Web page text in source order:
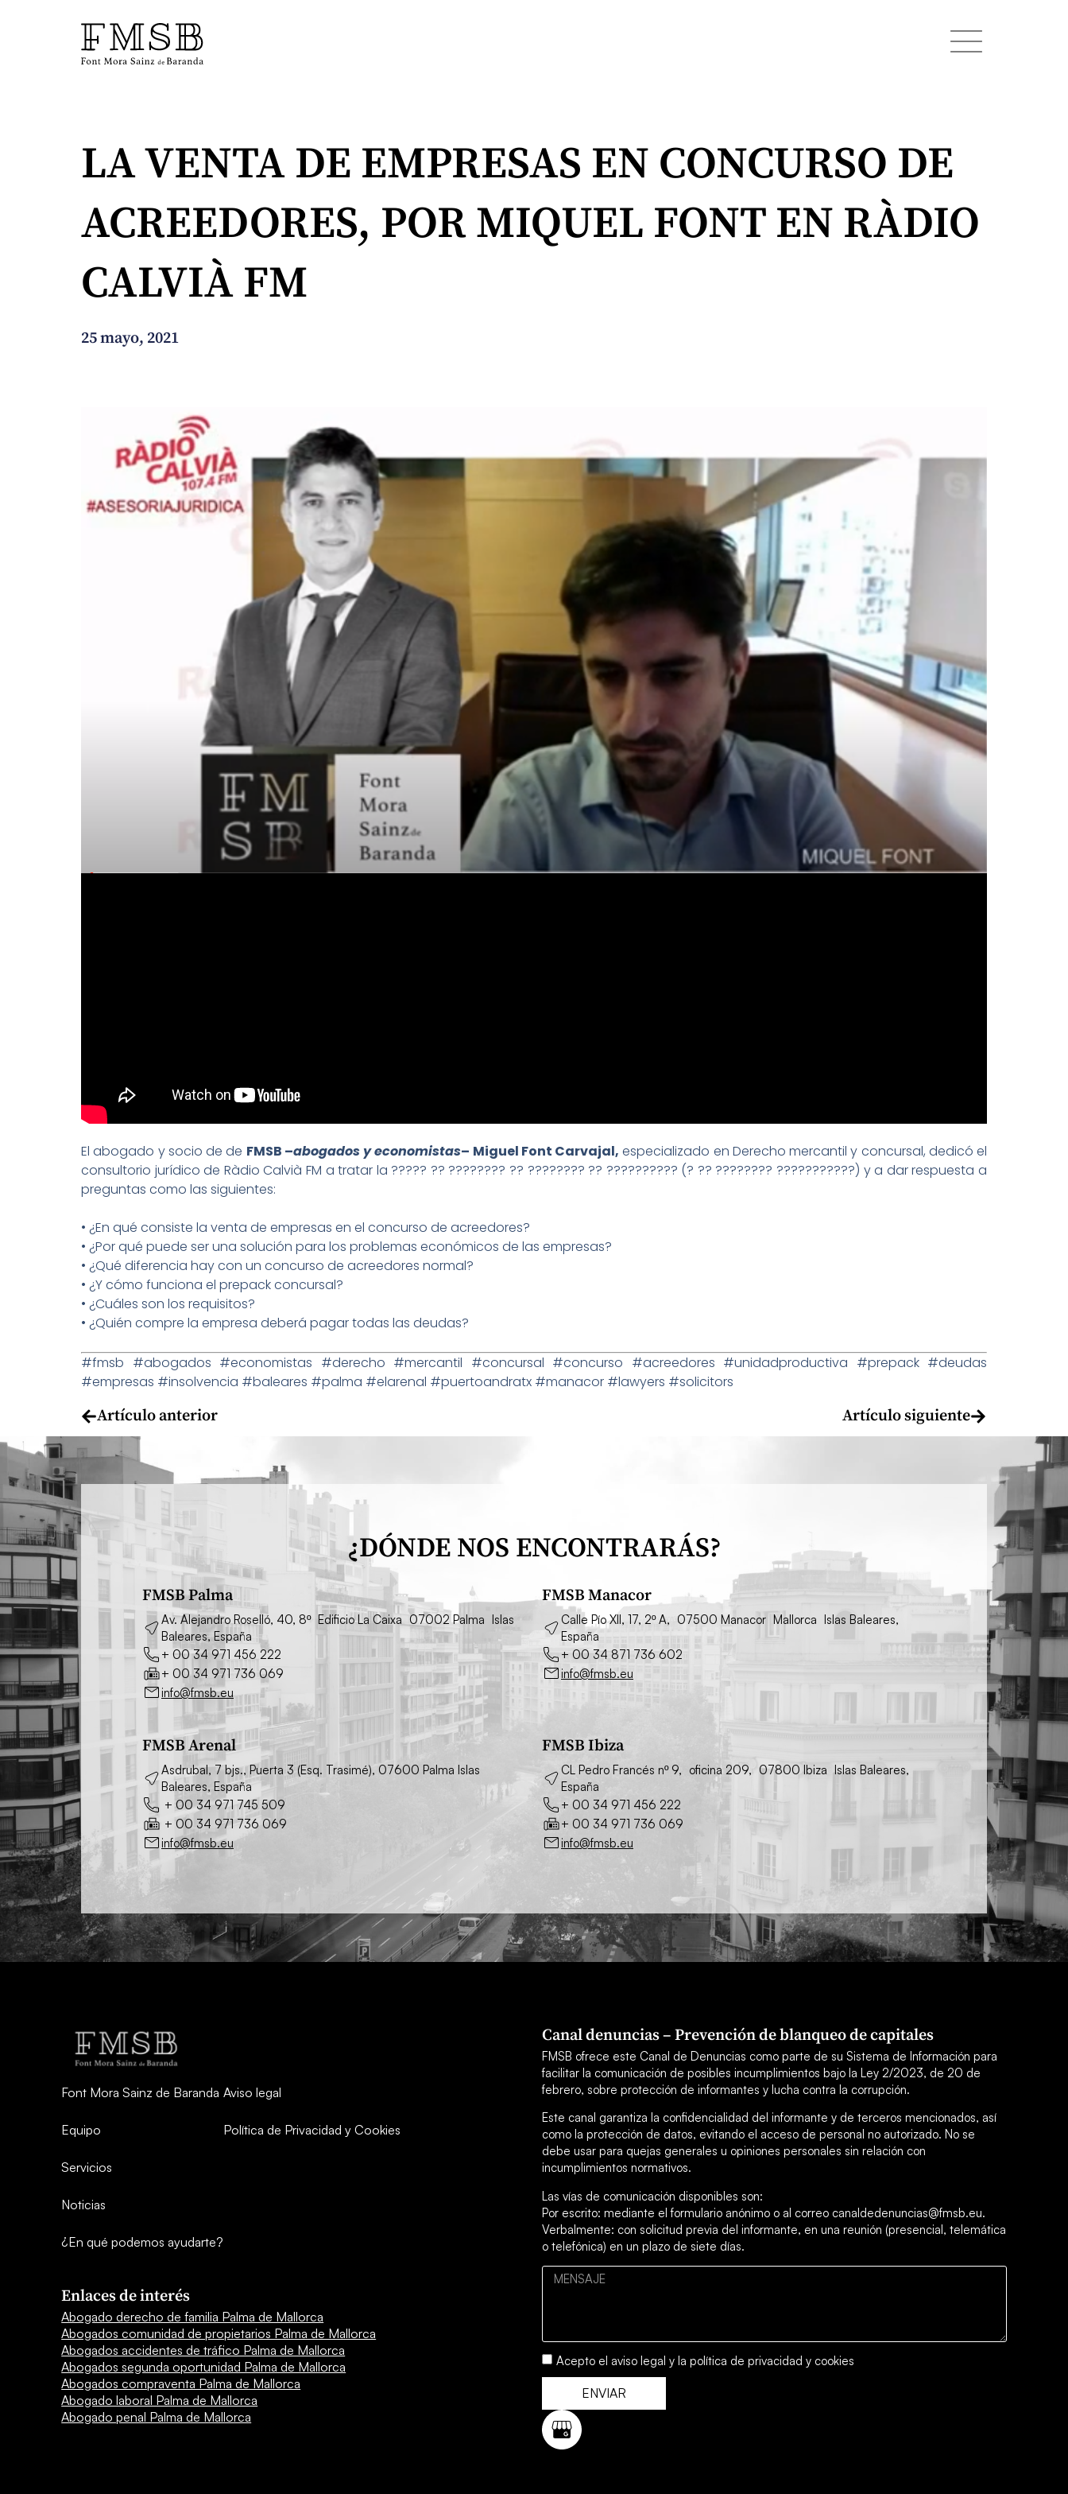
Font Mora Sainz de Baranda
Equipo
Servicios
Noticias
LA VENTA DE EMPRESAS EN CONCURSO DE
ACREEDORES, POR MIQUEL FONT EN RÀDIO
CALVIÀ FM
25 mayo, 2021
El abogado y socio de de FMSB –abogados y economistas– Miguel Font Carvajal, especializado en Derecho mercantil y concursal, dedicó el
consultorio jurídico de Ràdio Calvià FM a tratar la ????? ?? ???????? ?? ???????? ?? ?????????? (? ?? ???????? ???????????) y a dar respuesta a
preguntas como las siguientes:
• ¿En qué consiste la venta de empresas en el concurso de acreedores?
• ¿Por qué puede ser una solución para los problemas económicos de las empresas?
• ¿Qué diferencia hay con un concurso de acreedores normal?
• ¿Y cómo funciona el prepack concursal?
• ¿Cuáles son los requisitos?
• ¿Quién compre la empresa deberá pagar todas las deudas?
#fmsb #abogados #economistas #derecho #mercantil #concursal #concurso #acreedores #unidadproductiva #prepack #deudas
#empresas #insolvencia #baleares #palma #elarenal #puertoandratx #manacor #lawyers #solicitors
Artículo anterior Artículo siguiente
¿DÓNDE NOS ENCONTRARÁS?
FMSB Palma
Av. Alejandro Roselló, 40, 8º Edificio La Caixa 07002 Palma Islas
Baleares, España
+ 00 34 971 456 222
+ 00 34 971 736 069
info@fmsb.eu
FMSB Manacor
Calle Pío XII, 17, 2º A, 07500 Manacor Mallorca Islas Baleares,
España
+ 00 34 871 736 602
info@fmsb.eu
FMSB Arenal
Asdrubal, 7 bjs., Puerta 3 (Esq. Trasimé), 07600 Palma Islas
Baleares, España
+ 00 34 971 745 509
+ 00 34 971 736 069
info@fmsb.eu
FMSB Ibiza
CL Pedro Francés nº 9, oficina 209, 07800 Ibiza Islas Baleares,
España
+ 00 34 971 456 222
+ 00 34 971 736 069
info@fmsb.eu
Font Mora Sainz de Baranda
Equipo
Servicios
Noticias
¿En qué podemos ayudarte?
Aviso legal
Política de Privacidad y Cookies
Enlaces de interés
Abogado derecho de familia Palma de Mallorca
Abogados comunidad de propietarios Palma de Mallorca
Abogados accidentes de tráfico Palma de Mallorca
Abogados segunda oportunidad Palma de Mallorca
Abogados compraventa Palma de Mallorca
Abogado laboral Palma de Mallorca
Abogado penal Palma de Mallorca
Canal denuncias – Prevención de blanqueo de capitales
FMSB ofrece este Canal de Denuncias como parte de su Sistema de Información para
facilitar la comunicación de posibles incumplimientos bajo la Ley 2/2023, de 20 de
febrero, sobre protección de informantes y lucha contra la corrupción.
Este canal garantiza la confidencialidad del informante y de terceros mencionados, así
como la protección de datos, evitando el acceso de personal no autorizado. No se
debe usar para quejas generales u opiniones personales sin relación con
incumplimientos normativos.
Las vías de comunicación disponibles son:
Por escrito: mediante el formulario anónimo o al correo canaldedenuncias@fmsb.eu.
Verbalmente: con solicitud previa del informante, en una reunión (presencial, telemática
o telefónica) en un plazo de siete días.
Acepto el aviso legal y la política de privacidad y cookies
ENVIAR